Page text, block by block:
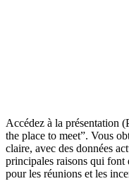
Accédez à la présentation
the place to meet”. Vous
claire, avec des données
principales raisons qui font
pour les réunions et les